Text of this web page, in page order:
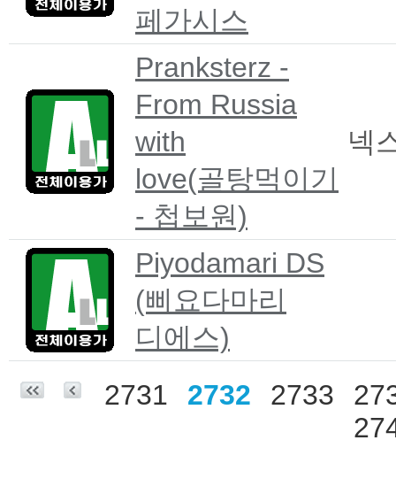
페가시스
Pranksterz -
From Russia
with
love(골탕먹이기
- 첩보원)
넥
Piyodamari DS
(삐요다마리
디에스)
2731
2732 2733